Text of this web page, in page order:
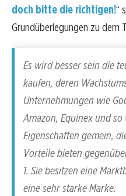
doch bitte die richtigen!“
Grundüberlegungen zu dem
Es wird besser sein die
kaufen, deren
Unternehmungen wie
Amazon, Equinex und
Eigenschaften gemein,
Vorteile bieten
1. Sie besitzen eine
eine sehr starke Marke.